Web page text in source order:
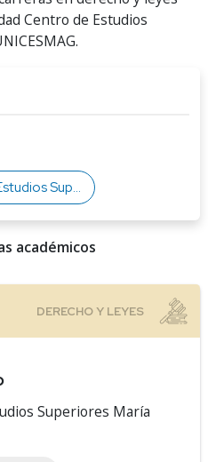
Centro de Estudios
María Goretti
académicos
Superiores María